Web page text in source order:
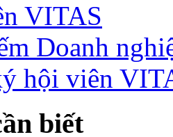
VITAS
Doanh
hội viên
biết